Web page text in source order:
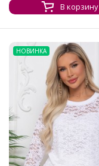
В корзину
НОВИНКА